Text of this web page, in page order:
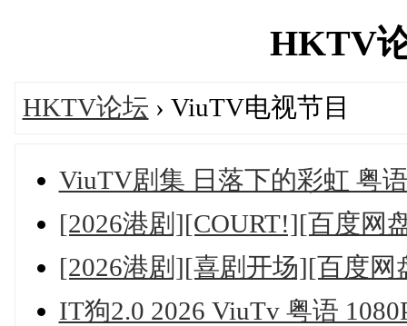
HKTV
HKTV论坛 › ViuTV电视节目
ViuTV剧集 日落下的彩虹 粤
[2026港剧][COURT!][百度网
[2026港剧][喜剧开场][百度
IT狗2.0 2026 ViuTv 粤语